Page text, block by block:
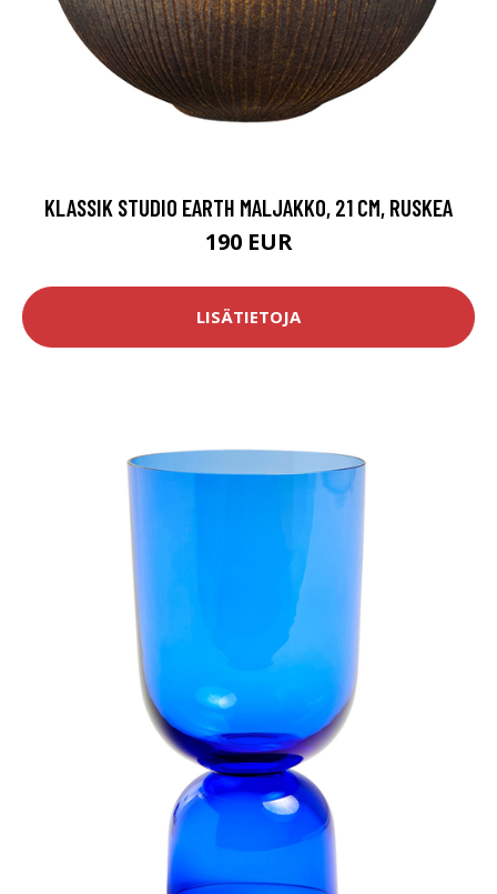
KLASSIK STUDIO EARTH MALJAKKO, 21 CM, RUSKEA
190 EUR
LISÄTIETOJA